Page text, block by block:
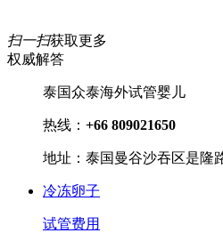
扫一扫获取更多
权威解答
泰国众泰海外试管婴儿
热线： +66 809021650
地址：泰国曼谷沙吞区是隆
冷冻卵子
试管费用